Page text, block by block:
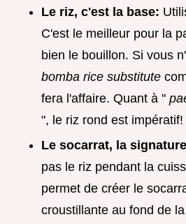
Le riz, c'est la base:
C'est le meilleur pour la
bien le bouillon. Si vous
bomba rice substitute
fera l'affaire. Quant à "
", le riz rond est impératif!
Le socarrat, la
pas le riz pendant la
permet de créer le
croustillante au fond de